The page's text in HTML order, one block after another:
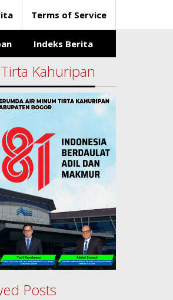
Terms of Service
Indeks Berita
Kahuripan
Posts